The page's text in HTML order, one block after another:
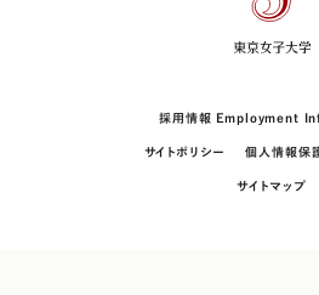
東
採用情報 Employment
サイトポリシー 個人情報保
サイトマップ